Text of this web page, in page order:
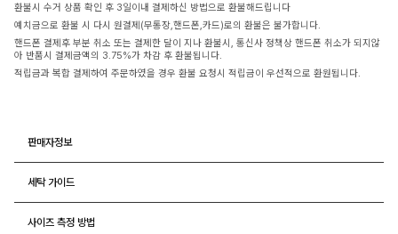
환불시 수거 상품 확인 후 3일이내 결제하신 방법으로 환불해드립니다
예치금으로 환불 시 다시 원결제(무통장,핸드폰,카드)로의 환불은 불가합니다.
핸드폰 결제후 부분 취소 또는 결제한 달이 지나 환불시, 통신사 정책상 핸드폰 취소가 되지않
아 반품시 결제금액의 3.75%가 차감 후 환불됩니다.
적립금과 복합 결제하여 주문하였을 경우 환불 요청시 적립금이 우선적으로 환원됩니다.
판매자정보
세탁 가이드
사이즈 측정 방법